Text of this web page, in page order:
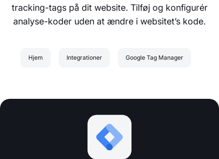
tracking-tags på dit website. Tilføj og konfigurér
analyse-koder uden at ændre i websitet’s kode.
Hjem Integrationer Google Tag Manager